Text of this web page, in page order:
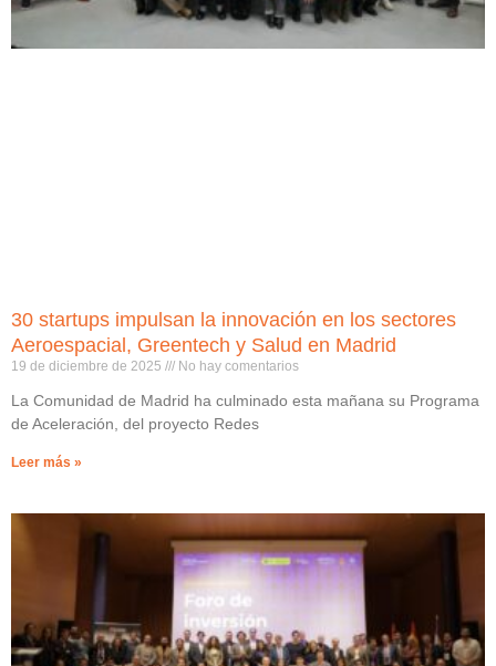
30 startups impulsan la innovación en los sectores
Aeroespacial, Greentech y Salud en Madrid
19 de diciembre de 2025 No hay comentarios
La Comunidad de Madrid ha culminado esta mañana su Programa
de Aceleración, del proyecto Redes
Leer más »